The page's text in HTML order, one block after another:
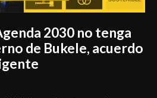
2030 no tenga
de Bukele, acuerdo